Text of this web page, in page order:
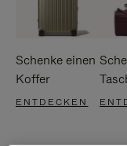
Schenke einen
Koffer
ENTDECKEN